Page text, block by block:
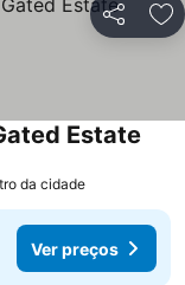
Partilhar
Estate
da cidade
Ver preços